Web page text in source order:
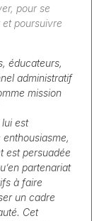
pour se
et poursuivre
éducateurs,
administratif
mission
est
est persuadée
partenariat
à faire
un cadre
Cet